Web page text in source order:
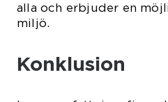
alla och erbjuder en
miljö.
Konklusion